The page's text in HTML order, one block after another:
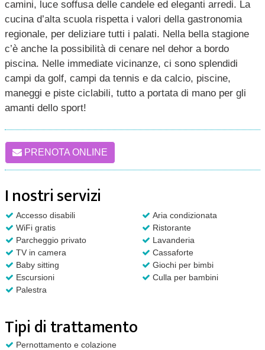
camini, luce soffusa delle candele ed eleganti arredi. La
cucina d’alta scuola rispetta i valori della gastronomia
regionale, per deliziare tutti i palati. Nella bella stagione
c’è anche la possibilità di cenare nel dehor a bordo
piscina. Nelle immediate vicinanze, ci sono splendidi
campi da golf, campi da tennis e da calcio, piscine,
maneggi e piste ciclabili, tutto a portata di mano per gli
amanti dello sport!
PRENOTA ONLINE
I nostri servizi
Accesso disabili
Aria condizionata
WiFi gratis
Ristorante
Parcheggio privato
Lavanderia
TV in camera
Cassaforte
Baby sitting
Giochi per bimbi
Escursioni
Culla per bambini
Palestra
Tipi di trattamento
Pernottamento e colazione